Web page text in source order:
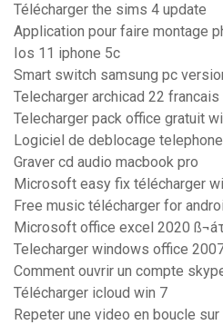
Télécharger the sims 4 update
Application pour faire montage
Ios 11 iphone 5c
Smart switch samsung pc
Telecharger archicad 22
Telecharger pack office gratuit
Logiciel de deblocage
Graver cd audio macbook pro
Microsoft easy fix télécharger
Free music télécharger for
Microsoft office excel 2020
Telecharger windows office
Comment ouvrir un compte
Télécharger icloud win 7
Repeter une video en boucle